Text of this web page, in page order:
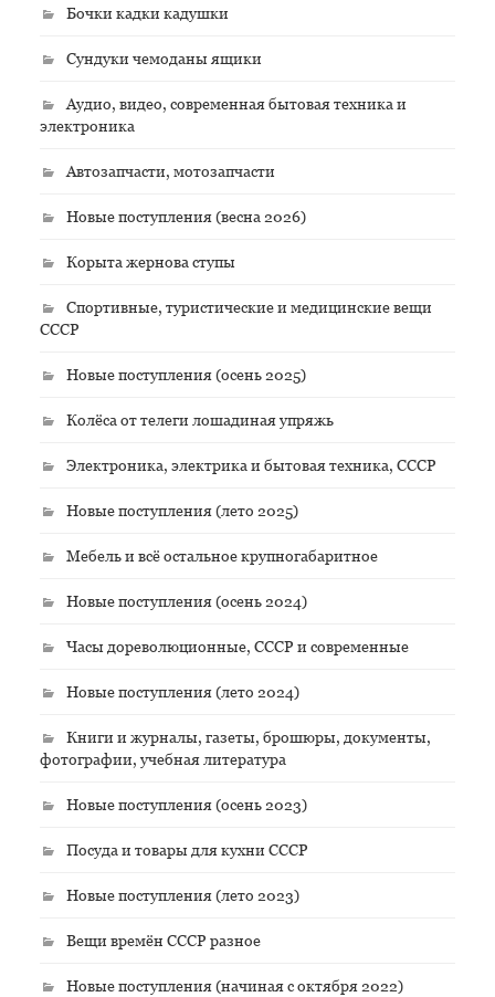
Бочки кадки кадушки
Сундуки чемоданы ящики
Аудио, видео, современная бытовая техника и
электроника
Автозапчасти, мотозапчасти
Новые поступления (весна 2026)
Корыта жернова ступы
Спортивные, туристические и медицинские вещи
СССР
Новые поступления (осень 2025)
Колёса от телеги лошадиная упряжь
Электроника, электрика и бытовая техника, СССР
Новые поступления (лето 2025)
Мебель и всё остальное крупногабаритное
Новые поступления (осень 2024)
Часы дореволюционные, СССР и современные
Новые поступления (лето 2024)
Книги и журналы, газеты, брошюры, документы,
фотографии, учебная литература
Новые поступления (осень 2023)
Посуда и товары для кухни СССР
Новые поступления (лето 2023)
Вещи времён СССР разное
Новые поступления (начиная с октября 2022)